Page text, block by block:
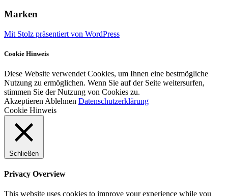
Marken
Mit Stolz präsentiert von WordPress
Cookie Hinweis
Diese Website verwendet Cookies, um Ihnen eine bestmögliche
Nutzung zu ermöglichen. Wenn Sie auf der Seite weitersurfen,
stimmen Sie der Nutzung von Cookies zu.
Akzeptieren Ablehnen Datenschutzerklärung
Cookie Hinweis
Schließen
Privacy Overview
This website uses cookies to improve your experience while you